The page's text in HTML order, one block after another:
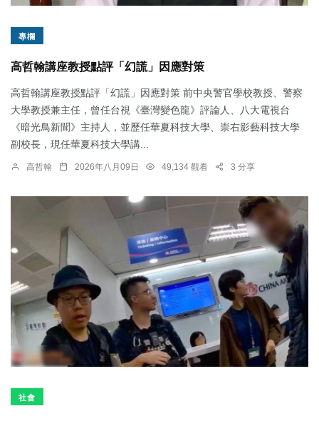
專欄
高哲翰講座教授點評「幻謊」因應對策
高哲翰講座教授點評「幻謊」因應對策 前中央警官學校教授、警察
大學教授兼主任，曾任台視《臺灣變色龍》評論人、八大電視台
《暗光鳥新聞》主持人，並歷任華夏科技大學、崇右影藝科技大學
副校長，現任華夏科技大學講...
高哲翰 2026年八月09日 49,134 觀看 3 分享
社會